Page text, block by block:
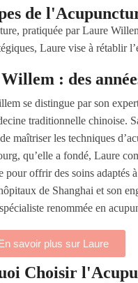
de
pratiquée par Laure
Laure vise à rétablir
: des
se distingue par son
traditionnelle chinoise.
maîtriser les techniques
qu’elle a fondé, Laure
pour offrir des soins adaptés
de Shanghai et son
renommée en
savoir plus sur Laure
Choisir